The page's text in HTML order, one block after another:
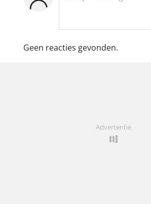
Geen reacties gevonden.
Advertentie